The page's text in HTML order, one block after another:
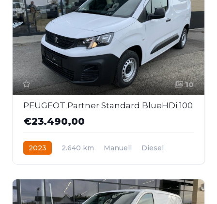
10
PEUGEOT Partner Standard BlueHDi 100
€23.490,00
2023 2.640 km Manuell
Diesel